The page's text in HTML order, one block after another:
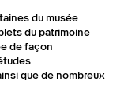
du musée
du patrimoine
de façon
que de nombreux